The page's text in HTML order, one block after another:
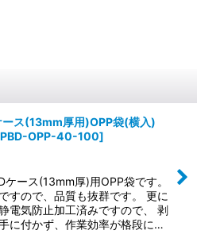
ース(13mm厚用)OPP袋(横入)
OPP-40-100]
ケース(13mm厚)用OPP袋です。
すので、品質も抜群です。 更に
電気防止加工済みですので、 剥
に付かず、作業効率が格段に…